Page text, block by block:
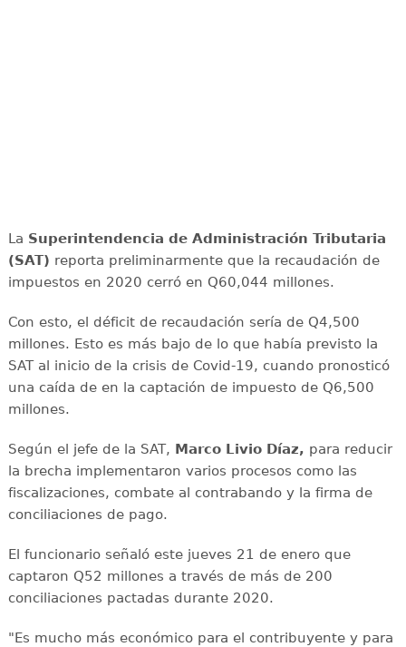
La Superintendencia de Administración Tributaria
(SAT) reporta preliminarmente que la recaudación de
impuestos en 2020 cerró en Q60,044 millones.
Con esto, el déficit de recaudación sería de Q4,500
millones. Esto es más bajo de lo que había previsto la
SAT al inicio de la crisis de Covid-19, cuando pronosticó
una caída de en la captación de impuesto de Q6,500
millones.
Según el jefe de la SAT, Marco Livio Díaz, para reducir
la brecha implementaron varios procesos como las
fiscalizaciones, combate al contrabando y la firma de
conciliaciones de pago.
El funcionario señaló este jueves 21 de enero que
captaron Q52 millones a través de más de 200
conciliaciones pactadas durante 2020.
"Es mucho más económico para el contribuyente y para